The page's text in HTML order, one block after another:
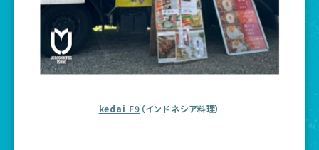
kedai F9 （インドネシア料理）